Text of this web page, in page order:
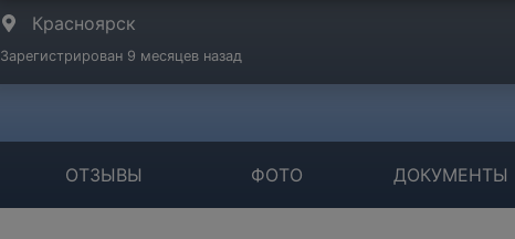
Красноярск
Зарегистрирован 9 месяцев назад
ОТЗЫВЫ ФОТО ДОКУМЕНТЫ